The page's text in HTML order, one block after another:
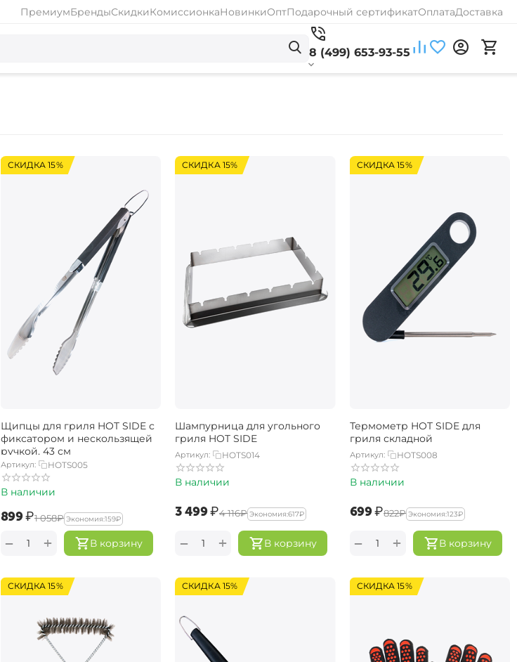
ПремиумБрендыСкидкиКомиссионкаНовинкиОптПодарочный сертификатОплатаДоставка
8 (499) 653-93-55
СКИДКА 15%
Щипцы для гриля HOT SIDE с
фиксатором и нескользящей
ручкой, 43 см
Артикул: HOTS005
В наличии
‍899‍₽‍1 058‍₽ Экономия:‍159‍₽
В корзину
+
−
СКИДКА 15%
Шампурница для угольного
гриля HOT SIDE
Артикул: HOTS014
В наличии
‍3 499‍₽‍4 116‍₽ Экономия:‍617‍₽
В корзину
+
−
СКИДКА 15%
Термометр HOT SIDE для
гриля складной
Артикул: HOTS008
В наличии
‍699‍₽‍822‍₽ Экономия:‍123‍₽
В корзину
+
−
СКИДКА 15% СКИДКА 15% СКИДКА 15%